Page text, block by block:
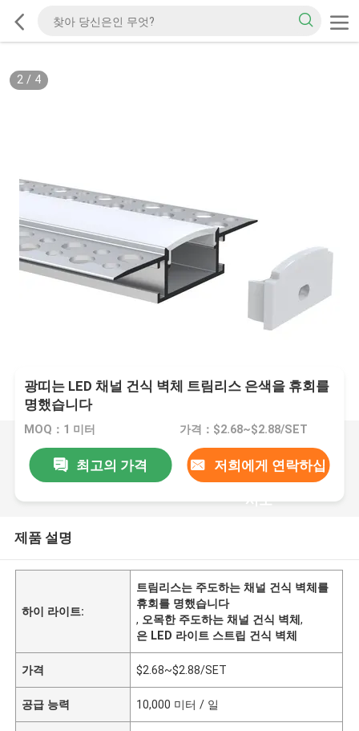
2/ 4
광띠는 LED 채널 건식 벽체 트림리스 은색을 휴회를
명했습니다
MOQ：1 미터 가격：$2.68~$2.88/SET
최고의 가격 저희에게 연락하십
시오
제품 설명
하이 라이트:
트림리스는 주도하는 채널 건식 벽체를
휴회를 명했습니다
, 오목한 주도하는 채널 건식 벽체,
은 LED 라이트 스트립 건식 벽체
가격 $2.68~$2.88/SET
공급 능력 10,000 미터 / 일